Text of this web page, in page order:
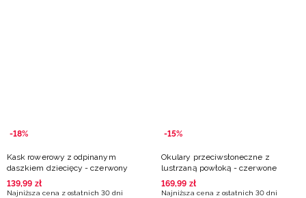
-18%
Kask rowerowy z odpinanym
daszkiem dziecięcy - czerwony
139,99 zł
Najniższa cena z ostatnich 30 dni
-15%
Okulary przeciwsłoneczne z
lustrzaną powłoką - czerwone
169,99 zł
Najniższa cena z ostatnich 30 dni